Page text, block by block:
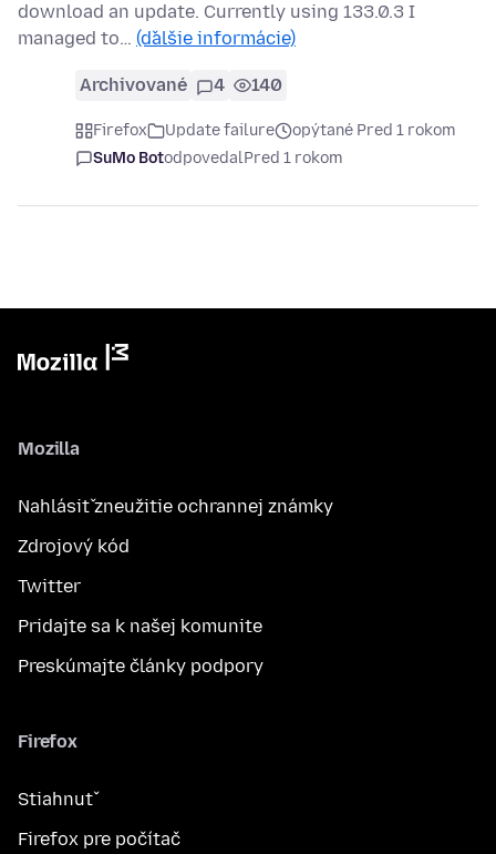
download an update. Currently using 133.0.3 I
managed to… (ďalšie informácie)
Archivované 4 140
Firefox Update failure
opýtané Pred 1 rokom
SuMo BotodpovedalPred 1 rokom
Mozilla
Nahlásiť zneužitie ochrannej známky
Zdrojový kód
Twitter
Pridajte sa k našej komunite
Preskúmajte články podpory
Firefox
Stiahnuť
Firefox pre počítač